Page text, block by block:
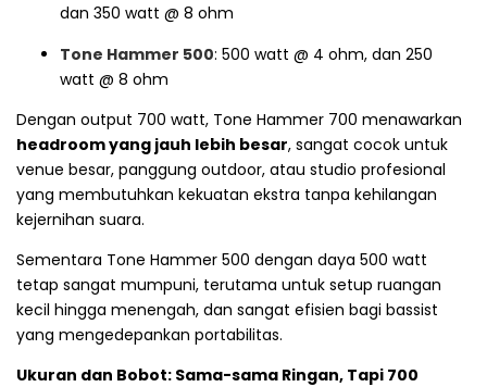
dan 350 watt @ 8 ohm
Tone Hammer 500: 500 watt @ 4 ohm, dan 250
watt @ 8 ohm
Dengan output 700 watt, Tone Hammer 700 menawarkan
headroom yang jauh lebih besar, sangat cocok untuk
venue besar, panggung outdoor, atau studio profesional
yang membutuhkan kekuatan ekstra tanpa kehilangan
kejernihan suara.
Sementara Tone Hammer 500 dengan daya 500 watt
tetap sangat mumpuni, terutama untuk setup ruangan
kecil hingga menengah, dan sangat efisien bagi bassist
yang mengedepankan portabilitas.
Ukuran dan Bobot: Sama-sama Ringan, Tapi 700